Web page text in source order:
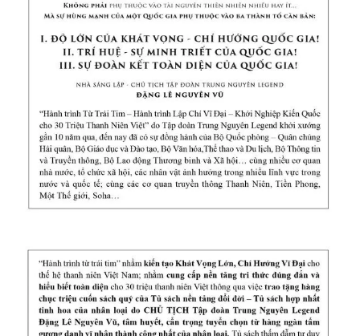
Theo dõi báo trên
Hotline
0906 645 777
Liên hệ quảng cáo
0908 780 404
Tổng biên tập: Nguyễn Ngọc Toàn
Phó tổng biên tập thường trực: Hải Thành
Phó tổng biên tập: Lâm Hiếu Dũng
Phó tổng biên tập: Trần Việt Hưng
Tổng thư ký tòa soạn: Đức Trung